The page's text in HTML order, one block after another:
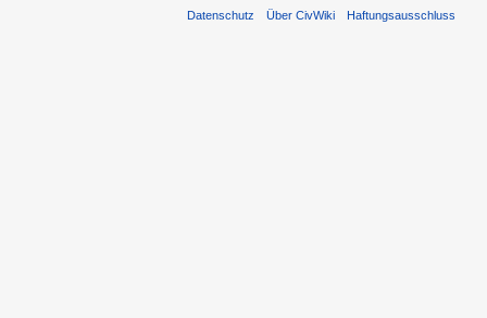
Datenschutz Über CivWiki Haftungsausschluss